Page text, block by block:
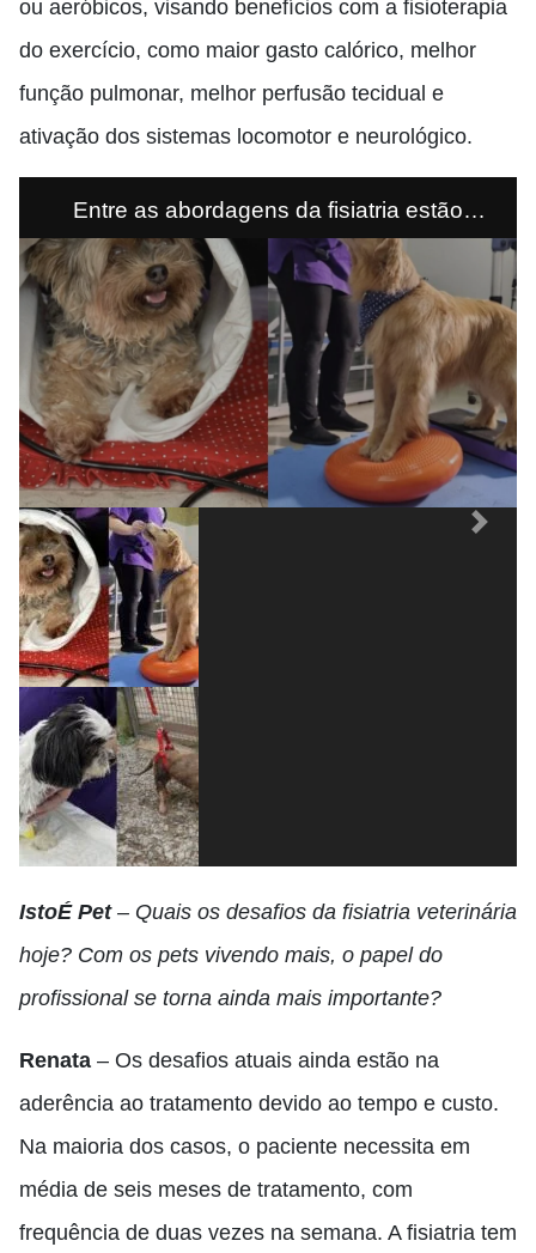
ou aeróbicos, visando benefícios com a fisioterapia
do exercício, como maior gasto calórico, melhor
função pulmonar, melhor perfusão tecidual e
ativação dos sistemas locomotor e neurológico.
Entre as abordagens da fisiatria estão
magnetoterapia (à esq) e exercício Isométrico
e equilíbrio. Crédito - Divulgação
Previous Next
IstoÉ Pet– Quais os desafios da fisiatria veterinária
hoje? Com os pets vivendo mais, o papel do
profissional se torna ainda mais importante?
Renata – Os desafios atuais ainda estão na
aderência ao tratamento devido ao tempo e custo.
Na maioria dos casos, o paciente necessita em
média de seis meses de tratamento, com
frequência de duas vezes na semana. A fisiatria tem